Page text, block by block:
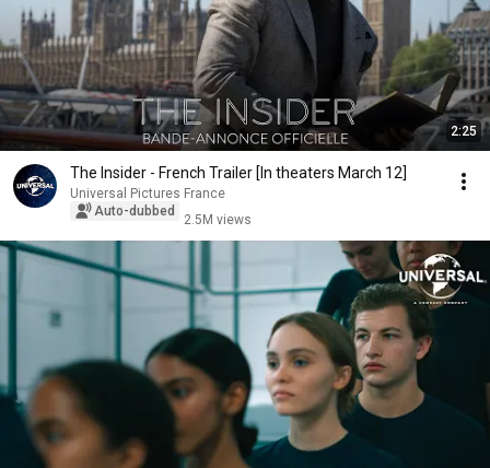
2:25
The Insider - French Trailer [In theaters March 12]
Universal Pictures France
Auto-dubbed
2.5M views